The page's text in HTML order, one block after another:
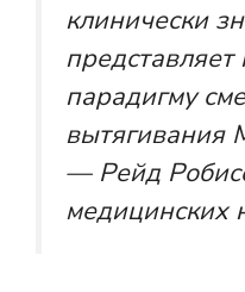
клинически
парадигму
вытягивания
— Рейд
медицинских